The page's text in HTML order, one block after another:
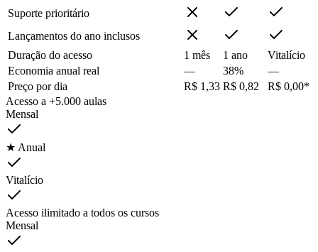
Suporte prioritário
Lançamentos do ano inclusos
Duração do acesso
1 mês 1 ano
Vitalício
Economia anual real
— 38%
—
Preço por dia
R$ 1,33 R$ 0,82
R$ 0,00*
Acesso a +5.000 aulas
Mensal
★ Anual
Vitalício
Acesso ilimitado a todos os cursos
Mensal